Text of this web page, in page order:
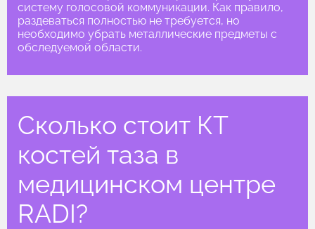
систему голосовой коммуникации. Как правило,
раздеваться полностью не требуется, но
необходимо убрать металлические предметы с
обследуемой области.
Сколько стоит КТ
костей таза в
медицинском центре
RADI?